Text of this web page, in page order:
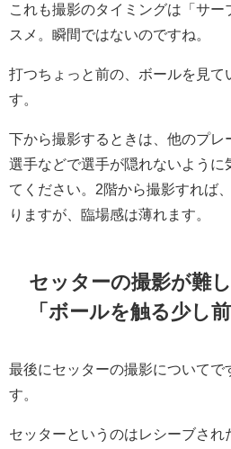
これも撮影のタイミングは「サー
スメ。瞬間ではないのですね。
打つちょっと前の、ボールを見て
す。
下から撮影するときは、他のプレ
選手などで選手が隠れないように
てください。2階から撮影すれば
りますが、臨場感は薄れます。
セッターの撮影が難
「ボールを触る少し
最後にセッターの撮影についてで
す。
セッターというのはレシーブされ